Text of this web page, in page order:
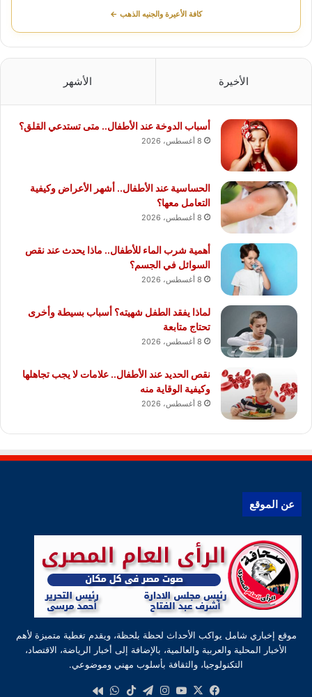
كافة الأعيرة والجنيه الذهب ←
الأخيرة الأشهر
أسباب الدوخة عند الأطفال.. متى تستدعي القلق؟
8 أغسطس، 2026
الحساسية عند الأطفال.. أشهر الأعراض وكيفية
التعامل معها؟
8 أغسطس، 2026
أهمية شرب الماء للأطفال.. ماذا يحدث عند نقص
السوائل في الجسم؟
8 أغسطس، 2026
لماذا يفقد الطفل شهيته؟ أسباب بسيطة وأخرى
تحتاج متابعة
8 أغسطس، 2026
نقص الحديد عند الأطفال.. علامات لا يجب تجاهلها
وكيفية الوقاية منه
8 أغسطس، 2026
عن الموقع
موقع إخباري شامل يواكب الأحداث لحظة بلحظة، ويقدم تغطية متميزة لأهم
الأخبار المحلية والعربية والعالمية، بالإضافة إلى أخبار الرياضة، الاقتصاد،
التكنولوجيا، والثقافة بأسلوب مهني وموضوعي.
فيسبوك
‫X
‫YouTube
انستقرام
تيلقرام‫TikTokواتساب